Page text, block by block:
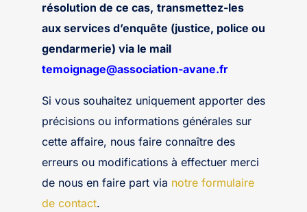
résolution de ce cas, transmettez-les
aux services d’enquête (justice, police ou
gendarmerie) via le mail
temoignage@association-avane.fr
Si vous souhaitez uniquement apporter des
précisions ou informations générales sur
cette affaire, nous faire connaître des
erreurs ou modifications à effectuer merci
de nous en faire part via notre formulaire
de contact.